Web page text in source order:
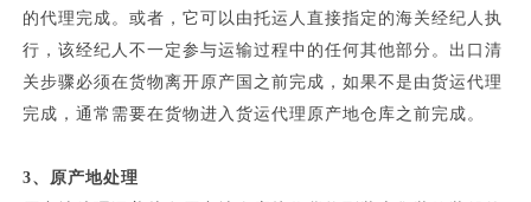
的代理完成。或者，它可以由托运人直接指定的海关经纪人执
行，该经纪人不一定参与运输过程中的任何其他部分。出口清
关步骤必须在货物离开原产国之前完成，如果不是由货运代理
完成，通常需要在货物进入货运代理原产地仓库之前完成。
3、
原产地处理